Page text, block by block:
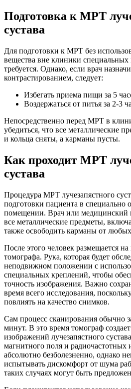
Подготовка к МРТ
сустава
Для подготовки к МРТ без
вещества вне клиники
требуется. Однако, если врач
контрастированием, следует:
Избегать приема пищи за 5
Воздержаться от питья за 2-3
Непосредственно перед МРТ в
убедиться, что все металлические
и кольца сняты, а карманы пусты.
Как проходит МРТ
сустава
Процедура МРТ лучезапястного
подготовки пациента в специально
помещении. Врач или медицинский
все металлические предметы,
также освободить карманы от
После этого человек размещается
томографа. Рука, которая будет
неподвижном положении с
специальных креплений, чтобы
точность изображения. Важно
время всего исследования,
повлиять на качество снимков.
Сам процесс сканирования обычно
минут. В это время томограф
изображений лучезапястного
магнитного поля и радиочастотных
абсолютно безболезненно, однако
испытывать дискомфорт от шума
таких случаях могут быть